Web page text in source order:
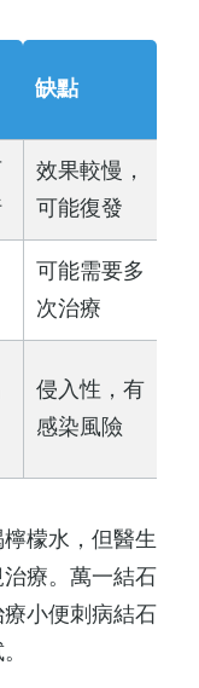
缺點
效果較慢，
可能復發
可能需要多
次治療
侵入性，有
感染風險
檬水，但醫生
療。萬一結石
小便刺病結石